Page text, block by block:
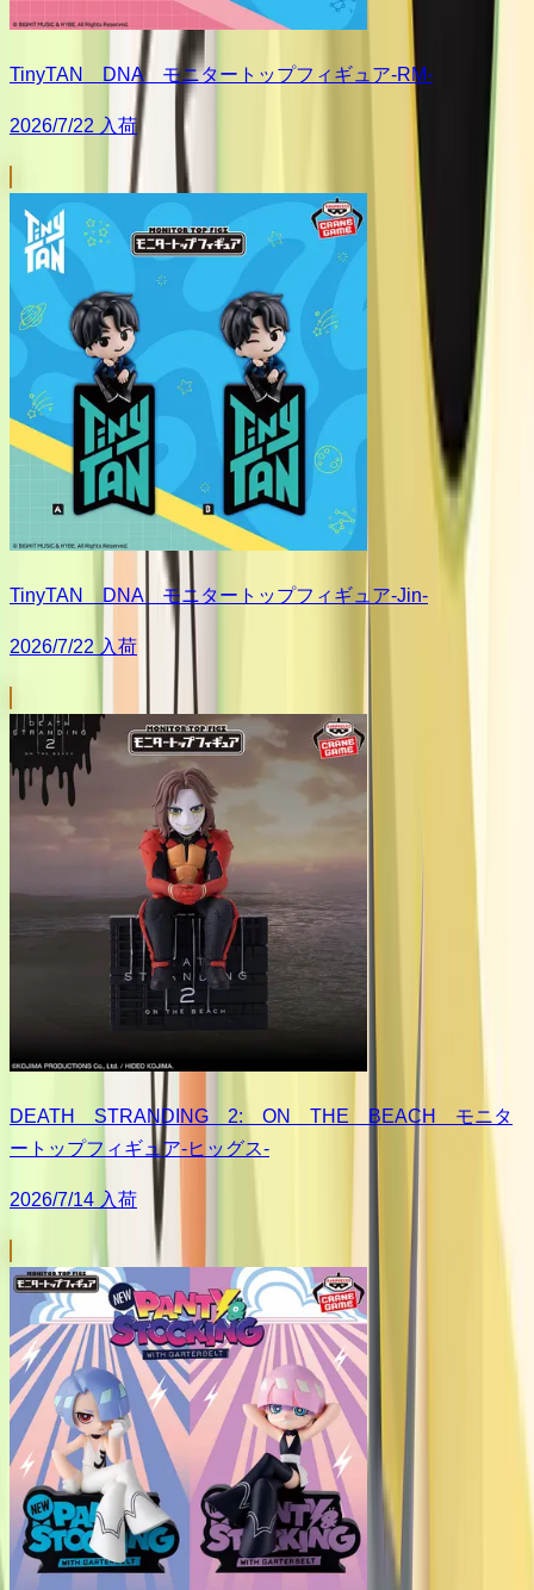
TinyTAN DNA モニタートップフィギュア-RM-
2026/7/22 入荷
TinyTAN DNA モニタートップフィギュア-Jin-
2026/7/22 入荷
DEATH STRANDING 2: ON THE BEACH モニタ
ートップフィギュア-ヒッグス-
2026/7/14 入荷